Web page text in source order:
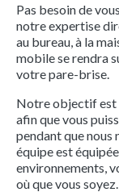
Pas besoin de
notre expertise
au bureau, à la
mobile se rendra
votre pare-brise.
Notre objectif est
afin que vous
pendant que
équipe est
environnements,
où que vous soyez.